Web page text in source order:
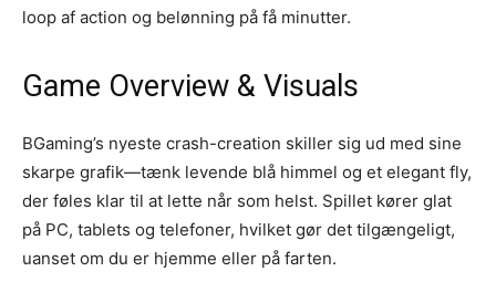
loop af action og belønning på få minutter.
Game Overview & Visuals
BGaming’s nyeste crash-creation skiller sig ud med sine
skarpe grafik—tænk levende blå himmel og et elegant fly,
der føles klar til at lette når som helst. Spillet kører glat
på PC, tablets og telefoner, hvilket gør det tilgængeligt,
uanset om du er hjemme eller på farten.